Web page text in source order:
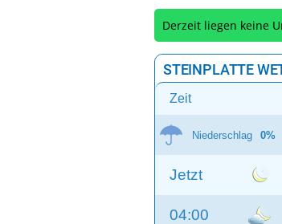
Derzeit liegen keine
STEINPLATTE
Zeit
Niederschlag 0%
Jetzt
04:00